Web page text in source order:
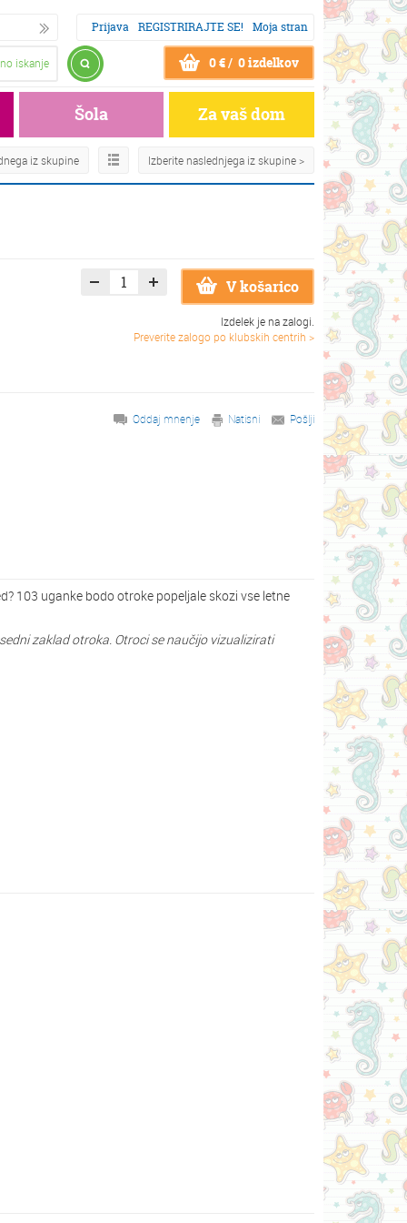
Prijava REGISTRIRAJTE SE! Moja stran
iskanje 0 € / 0 izdelkov
Šola Za vaš dom
iz skupine Izberite naslednjega iz skupine >
V košarico
Izdelek je na zalogi.
Preverite zalogo po klubskih centrih >
Oddaj mnenje Natisni Pošlji
103 uganke bodo otroke popeljale skozi vse letne
zaklad otroka. Otroci se naučijo vizualizirati